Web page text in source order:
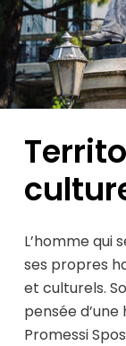
L’homme qui
ses propres
et culturels.
pensée
Promessi